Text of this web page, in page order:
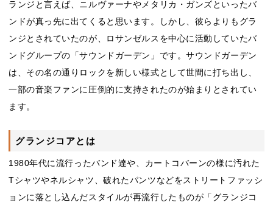
ランジと言えば、ニルヴァーナやメタリカ・ガンズといったバ
ンドが真っ先に出てくると思います。しかし、彼らよりもグラ
ンジとされていたのが、ロサンゼルスを中心に活動していたバ
ンドグループの「サウンドガーデン」です。サウンドガーデン
は、その名の通りロックを新しい様式として世間に打ち出し、
一部の音楽ファンに圧倒的に支持されたのが始まりとされてい
ます。
グランジコアとは
1980年代に流行ったバンド達や、カートコバーンの様に汚れた
Tシャツやネルシャツ、破れたパンツなどをストリートファッシ
ョンに落とし込んだスタイルが再流行したものが「グランジコ